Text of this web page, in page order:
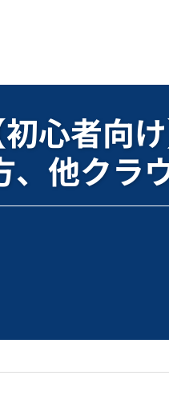
初心者向
、他クラ